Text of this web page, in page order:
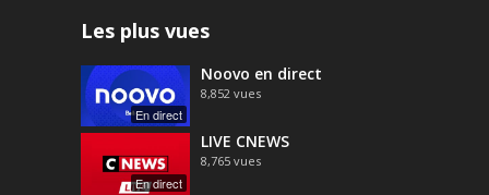
Les plus vues
En direct
Noovo en direct
8,852 vues
En direct
LIVE CNEWS
8,765 vues